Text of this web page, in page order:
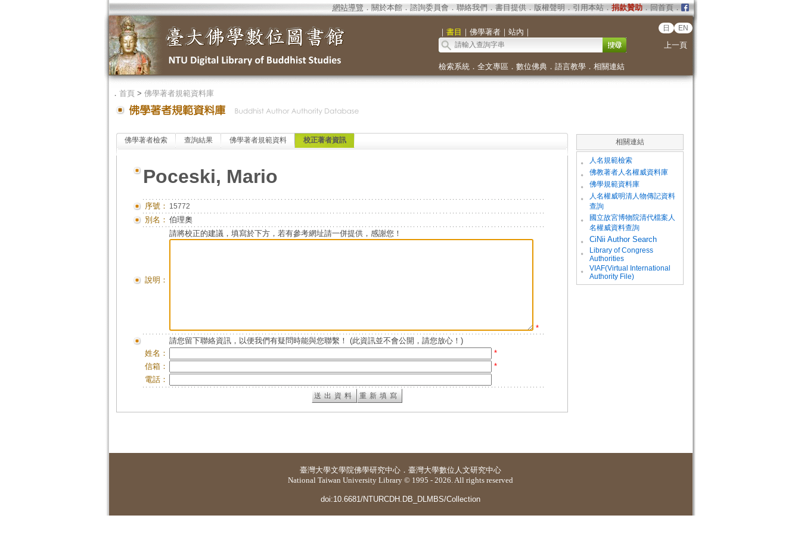
網站導覽 ． 關於本館． 諮詢委員會． 聯絡我們 ． 書目提供． 版權聲明 ． 引用本站． 捐款贊助．回首頁．
｜ 書目 ｜ 佛學著者｜ 站內 ｜ 日 EN
上一頁
檢索系統． 全文專區 ． 數位佛典． 語言教學． 相關連結
． 首頁> 佛學著者規範資料庫
佛學著者檢索 查詢結果 佛學著者規範資料 校正著者資訊
Poceski, Mario
序號： 15772
別名： 伯理奧
說明：
請將校正的建議，填寫於下方，若有參考網址請一併提供，感謝您！
*
請您留下聯絡資訊，以便我們有疑問時能與您聯繫！ (此資訊並不會公開，請您放心！)
姓名：
*
信箱：
*
電話：
相關連結
。 人名規範檢索
。 佛教著者人名權威資料庫
。 佛學規範資料庫
。
人名權威明清人物傳記資料
查詢
。
國立故宮博物院清代檔案人
名權威資料查詢
。
CiNii Author Search
。
Library of Congress
Authorities
。
VIAF(Virtual International
Authority File)
臺灣大學文學院佛學研究中心 ． 臺灣大學數位人文研究中心
National Taiwan University Library © 1995 - 2026. All rights reserved
doi:10.6681/NTURCDH.DB_DLMBS/Collection